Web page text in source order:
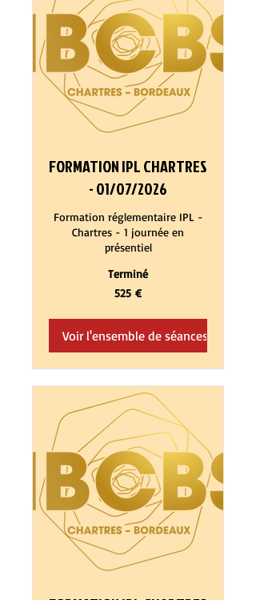
FORMATION IPL CHARTRES
- 01/07/2026
Formation réglementaire IPL -
Chartres - 1 journée en
présentiel
Terminé
525 €
Voir l'ensemble de séances